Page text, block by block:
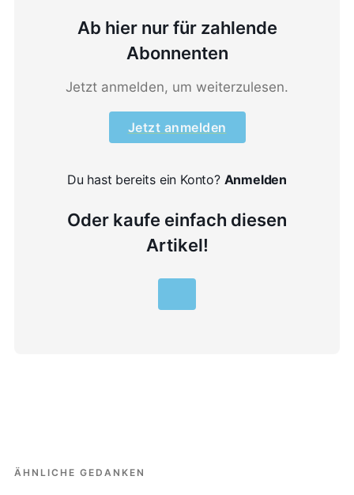
Ab hier nur für zahlende
Abonnenten
Jetzt anmelden, um weiterzulesen.
Jetzt anmelden
Du hast bereits ein Konto? Anmelden
Oder kaufe einfach diesen
Artikel!
ÄHNLICHE GEDANKEN